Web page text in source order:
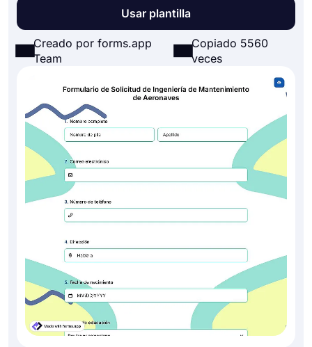
Usar plantilla
Creado por forms.app
Team
Copiado 5560
veces